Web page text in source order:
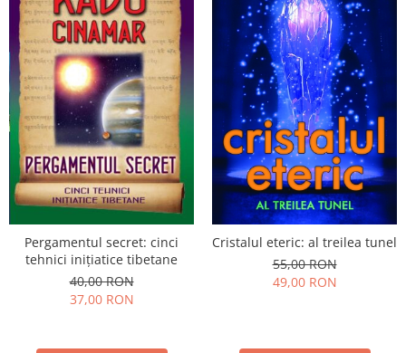
Pergamentul secret: cinci
tehnici inițiatice tibetane
40,00 RON
37,00 RON
Cristalul eteric: al treilea tunel
55,00 RON
49,00 RON